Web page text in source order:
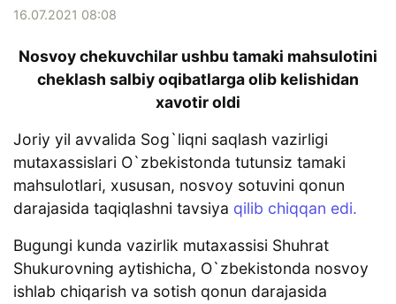
16.07.2021 08:08
Nosvoy chekuvchilar ushbu tamaki mahsulotini
cheklash salbiy oqibatlarga olib kelishidan
xavotir oldi
Joriy yil avvalida Sog`liqni saqlash vazirligi
mutaxassislari O`zbekistonda tutunsiz tamaki
mahsulotlari, xususan, nosvoy sotuvini qonun
darajasida taqiqlashni tavsiya qilib chiqqan edi.
Bugungi kunda vazirlik mutaxassisi Shuhrat
Shukurovning aytishicha, O`zbekistonda nosvoy
ishlab chiqarish va sotish qonun darajasida